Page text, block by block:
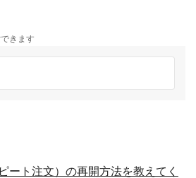
きます
ート注文）の再開方法を教えてく